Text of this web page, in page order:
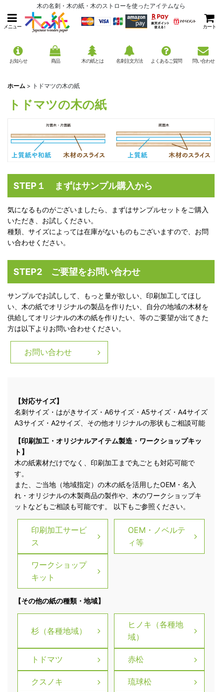
木の名刺・木の紙・木のストローを使ったアイテムなら
メニュー カート
お知らせ 商品 木の紙とは 名刺注文方法 よくあるご質問 問い合わせ
ホーム > トドマツの木の紙
トドマツの木の紙
STEP１ まずはサンプル購入から
気になるものがございましたら、まずはサンプルセットをご購入
いただき、お試しください。
種類、サイズによっては在庫がないものもございますので、お問
い合わせください。
STEP2 ご要望をお問い合わせ
サンプルでお試しして、もっと量が欲しい、印刷加工してほし
い、木の紙でオリジナルの製品を作りたい、自分の地域の木材を
供給してオリジナルの木の紙を作りたい、等のご要望が出てきた
方は以下よりお問い合わせください。
お問い合わせ
【対応サイズ】
名刺サイズ・はがきサイズ・A6サイズ・A5サイズ・A4サイズ
A3サイズ・A2サイズ、その他オリジナルの形状もご相談可能
【印刷加工・オリジナルアイテム製造・ワークショップキッ
ト】
木の紙素材だけでなく、印刷加工まで丸ごとも対応可能で
す。
また、ご当地（地域指定）の木の紙を活用したOEM・名入
れ・オリジナルの木製商品の製作や、木のワークショップキ
ットなどもご相談も可能です。 以下もご参照ください。
印刷加工サービ
ス
OEM・ノベルテ
ィ等
ワークショップ
キット
【その他の紙の種類・地域】
杉（各種地域）
ヒノキ（各種地
域）
トドマツ 赤松
クスノキ 琉球松